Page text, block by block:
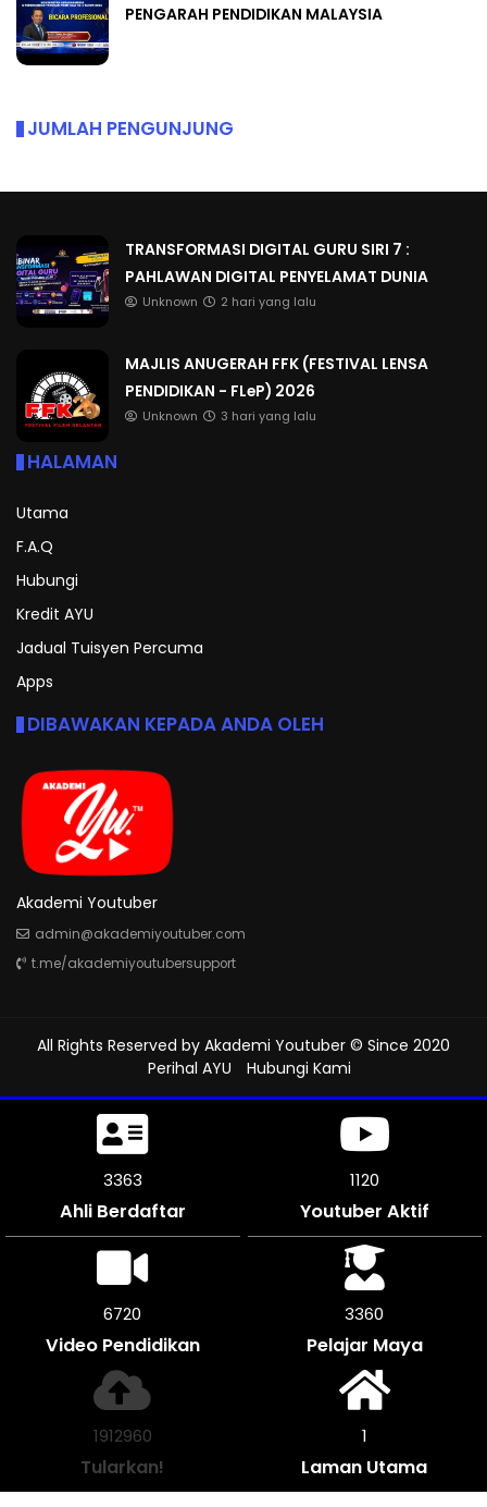
PENGARAH PENDIDIKAN MALAYSIA
JUMLAH PENGUNJUNG
TRANSFORMASI DIGITAL GURU SIRI 7 :
PAHLAWAN DIGITAL PENYELAMAT DUNIA
Unknown 2 hari yang lalu
MAJLIS ANUGERAH FFK (FESTIVAL LENSA
PENDIDIKAN - FLeP) 2026
Unknown 3 hari yang lalu
HALAMAN
Utama
F.A.Q
Hubungi
Kredit AYU
Jadual Tuisyen Percuma
Apps
DIBAWAKAN KEPADA ANDA OLEH
Akademi Youtuber
admin@akademiyoutuber.com
t.me/akademiyoutubersupport
All Rights Reserved by Akademi Youtuber © Since 2020
Perihal AYU
Hubungi Kami
3855
Ahli Berdaftar
1285
Youtuber Aktif
7704
Video Pendidikan
3852
Pelajar Maya
2193072
Tularkan!
1
Laman Utama